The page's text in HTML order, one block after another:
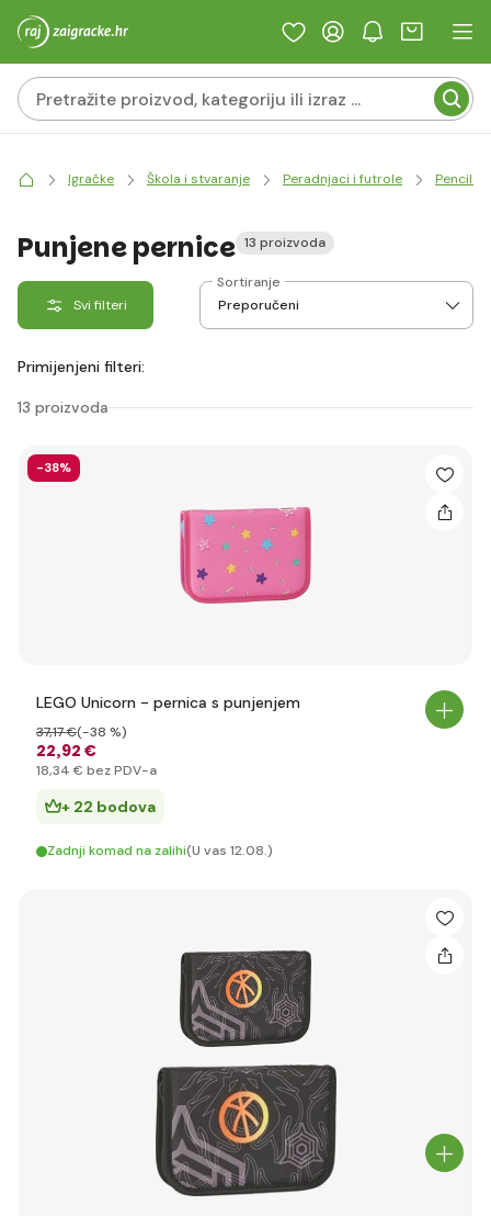
Igračke Škola i stvaranje Peradnjaci i futrole Pencil
Punjene pernice 13 proizvoda
Svi filteri
Sortiranje
Primijenjeni filteri:
13 proizvoda
-38%
LEGO Unicorn - pernica s punjenjem
22,92 €
37,17 €(-38 %)
18,34 € bez PDV-a
+ 22 bodova
Zadnji komad na zalihi(U vas 12.08.)